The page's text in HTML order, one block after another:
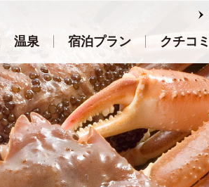
温泉 宿泊プラン クチコミ